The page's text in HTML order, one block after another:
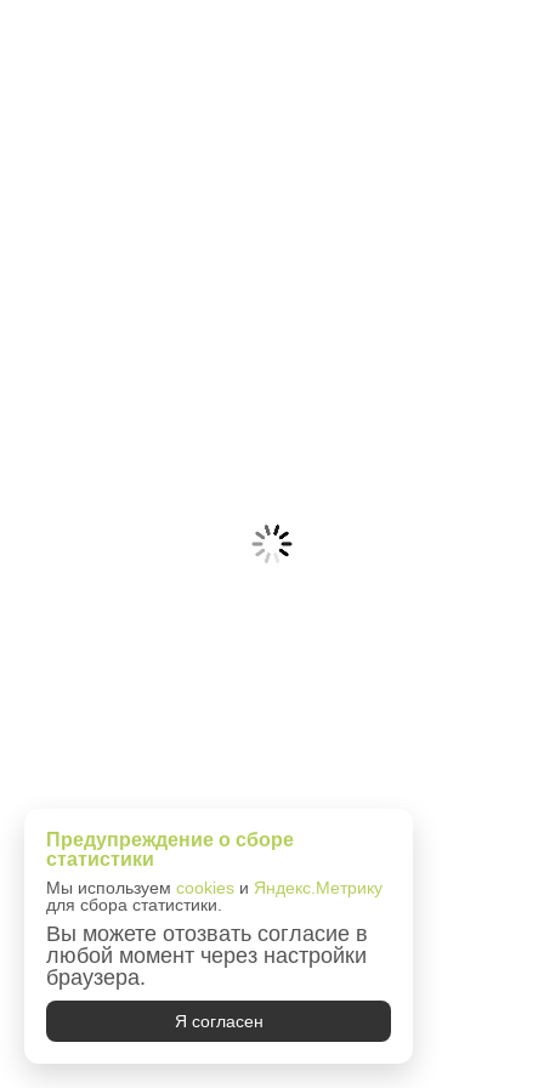
Предупреждение о сборе
статистики
Мы используем cookies и Яндекс.Метрику
для сбора статистики.
Вы можете отозвать согласие в
любой момент через настройки
браузера.
Я согласен